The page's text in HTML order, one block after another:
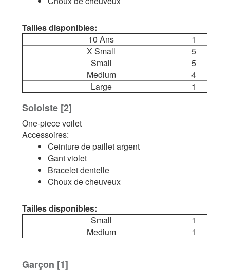
Tailles disponibles:
10 Ans
1
X Small
5
Small
5
Medium
4
Large
1
Soloiste [2]
One-piece voilet
Accessoires:
Ceinture de paillet argent
Gant violet
Bracelet dentelle
Choux de cheuveux
Tailles disponibles:
Small
1
Medium
1
Garçon [1]